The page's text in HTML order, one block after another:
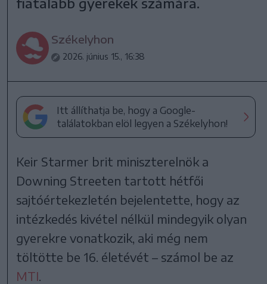
Székelyhon
2026. június 15., 16:38
Itt állíthatja be, hogy a Google-
találatokban elöl legyen a Székelyhon!
Keir Starmer brit miniszterelnök a
Downing Streeten tartott hétfői
sajtóértekezletén bejelentette, hogy az
intézkedés kivétel nélkül mindegyik olyan
gyerekre vonatkozik, aki még nem
töltötte be 16. életévét – számol be az
MTI